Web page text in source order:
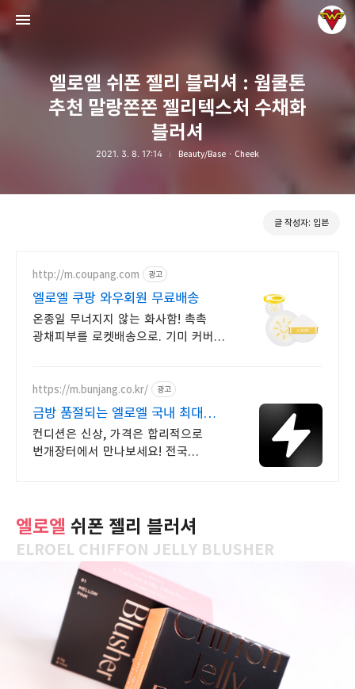
엘로엘 쉬폰 젤리 블러셔 : 웜쿨톤
추천 말랑쫀쫀 젤리텍스처 수채화
블러셔
2021. 3. 8. 17:14 Beauty/Base · Cheek
글 작성자: 입븐
http://m.coupang.com 광고
엘로엘 쿠팡 와우회원 무료배송
온종일 무너지지 않는 화사함! 촉촉
광채피부를 로켓배송으로. 기미 커버와
https://m.bunjang.co.kr/ 광고
금방 품절되는 엘로엘 국내 최대
브랜드 중고거래
컨디션은 신상, 가격은 합리적으로
번개장터에서 만나보세요! 전국
엘로엘 쉬폰 젤리 블러셔
ELROEL CHIFFON JELLY BLUSHER
입븐